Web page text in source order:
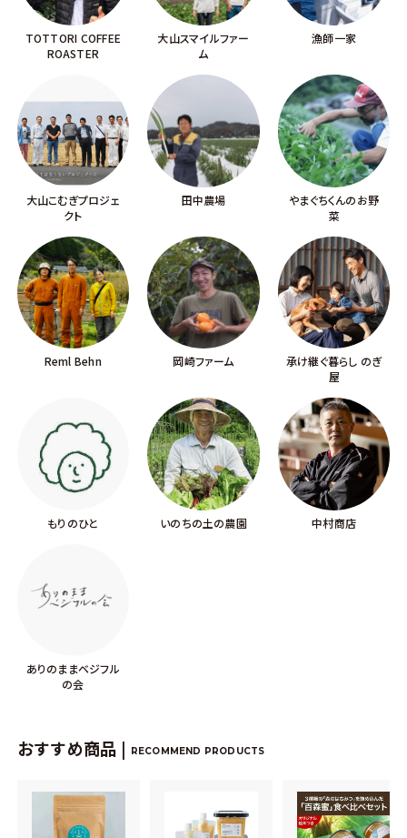
TOTTORI COFFEE
ROASTER
大山スマイルファー
ム
漁師一家
大山こむぎプロジェ
クト
田中農場
やまぐちくんのお野
菜
Reml Behn 岡崎ファーム
承け継ぐ暮らし のぎ
屋
もりのひと いのちの土の農園 中村商店
ありのままベジフル
の会
おすすめ商品 | RECOMMEND PRODUCTS